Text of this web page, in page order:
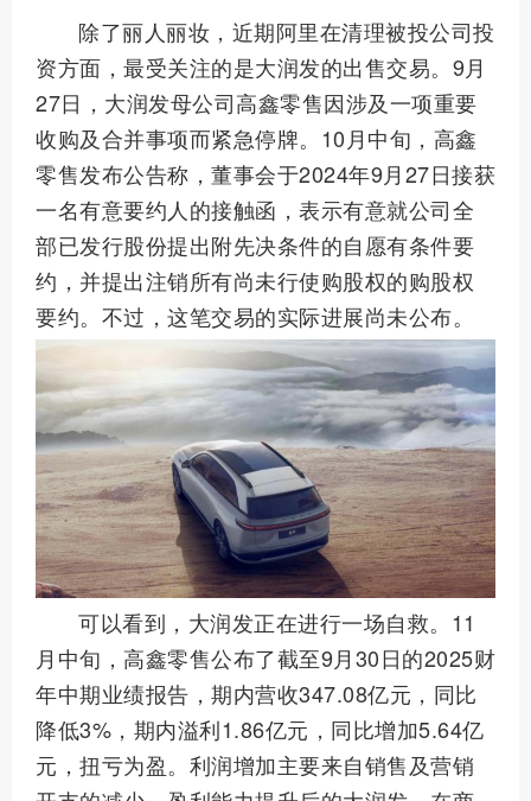
除了丽人丽妆，近期阿里在清理被投公司投
资方面，最受关注的是大润发的出售交易。9月
27日，大润发母公司高鑫零售因涉及一项重要
收购及合并事项而紧急停牌。10月中旬，高鑫
零售发布公告称，董事会于2024年9月27日接获
一名有意要约人的接触函，表示有意就公司全
部已发行股份提出附先决条件的自愿有条件要
约，并提出注销所有尚未行使购股权的购股权
要约。不过，这笔交易的实际进展尚未公布。
可以看到，大润发正在进行一场自救。11
月中旬，高鑫零售公布了截至9月30日的2025财
年中期业绩报告，期内营收347.08亿元，同比
降低3%，期内溢利1.86亿元，同比增加5.64亿
元，扭亏为盈。利润增加主要来自销售及营销